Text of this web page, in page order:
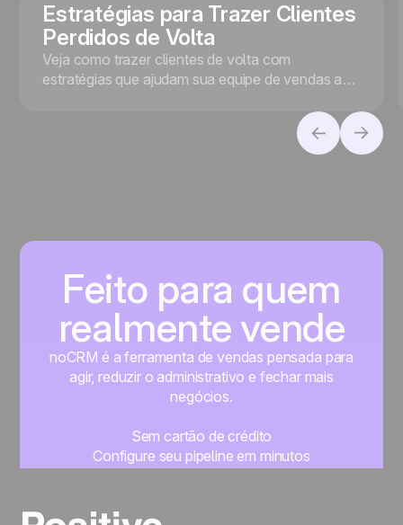
Estratégias para Trazer Clientes
Perdidos de Volta
Veja como trazer clientes de volta com
estratégias que ajudam sua equipe de vendas a
Feito para quem
realmente vende
noCRM é a ferramenta de vendas pensada para
agir, reduzir o administrativo e fechar mais
negócios.
Sem cartão de crédito
Configure seu pipeline em minutos